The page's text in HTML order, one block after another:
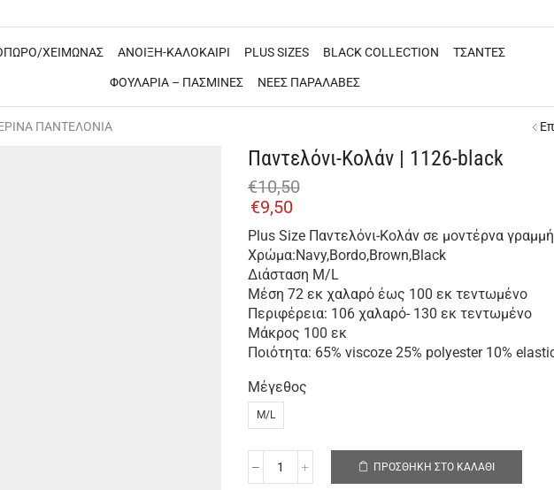
ΧΕΙΜΩΝΑΣ ΑΝΟΙΞΗ-ΚΑΛΟΚΑΙΡΙ PLUS SIZES BLACK COLLECTION ΤΣΑΝΤΕΣ
ΦΟΥΛΑΡΙΑ – ΠΑΣΜΙΝΕΣ ΝΕΕΣ ΠΑΡΑΛΑΒΕΣ
ΠΑΝΤΕΛΟΝΙΑ
Παντελόνι-Κολάν | 1126-black
€10,50
€9,50
Plus Size Παντελόνι-Κολάν σε μοντέρνα
Χρώμα:Navy,Bordo,Brown,Black
Διάσταση M/L
Μέση 72 εκ χαλαρό έως 100 εκ τεντωμένο
Περιφέρεια: 106 χαλαρό- 130 εκ τεντωμένο
Μάκρος 100 εκ
Ποιότητα: 65% viscoze 25% polyester 10%
Μέγεθος
M/L
ΠΡΟΣΘΉΚΗ ΣΤΟ ΚΑΛΆΘΙ